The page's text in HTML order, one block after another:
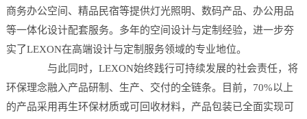
商务办公空间、精品民宿等提供灯光照明、数码产品、办公用品
等一体化设计配套服务。多年的空间设计与定制经验，进一步夯
实了LEXON在高端设计与定制服务领域的专业地位。
与此同时，LEXON始终践行可持续发展的社会责任，将
环保理念融入产品研制、生产、交付的全链条。目前，70%以上
的产品采用再生环保材质或可回收材料，产品包装已全面实现可